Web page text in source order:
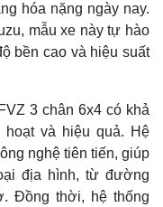
hóa nặng ngày nay.
mẫu xe này tự hào
bền cao và hiệu suất
3 chân 6x4 có khả
và hiệu quả. Hệ
nghệ tiên tiến, giúp
địa hình, từ đường
Đồng thời, hệ thống